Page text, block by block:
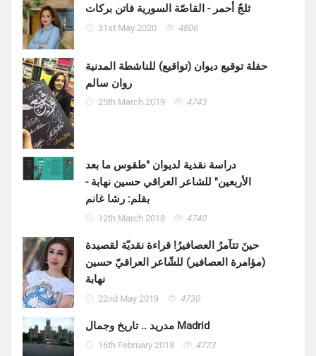
ثلجٌ أحمر - القاصّة السورية فاتن بركات
31st May 2020 4806
حفلة توقيع ديوان (تواقيع) للناشطة المدنية
روان سالم
25th March 2019 4743
دراسة نقدية لديوان "طقوس ما بعد
الأربعين" للشاعر العراقي حسين نهابة -
بقلم: رشا غانم
12th March 2018 4740
حينَ تتآمرُ العصافيرُ! قراءة نقديّة لقصيدة
(مؤامرة العصافير) للشّاعر العراقيّ حسين
نهابة
22nd May 2019 4730
مدريد .. تاريخ وجمال Madrid
16th February 2018 4723